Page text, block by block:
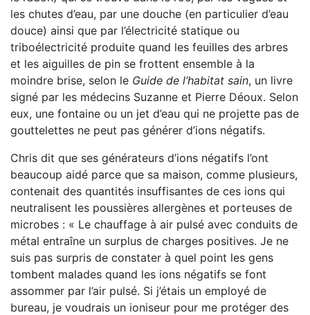
les chutes d’eau, par une douche (en particulier d’eau
douce) ainsi que par l’électricité statique ou
triboélectricité produite quand les feuilles des arbres
et les aiguilles de pin se frottent ensemble à la
moindre brise, selon le Guide de l’habitat sain, un livre
signé par les médecins Suzanne et Pierre Déoux. Selon
eux, une fontaine ou un jet d’eau qui ne projette pas de
gouttelettes ne peut pas générer d’ions négatifs.
Chris dit que ses générateurs d’ions négatifs l’ont
beaucoup aidé parce que sa maison, comme plusieurs,
contenait des quantités insuffisantes de ces ions qui
neutralisent les poussières allergènes et porteuses de
microbes : « Le chauffage à air pulsé avec conduits de
métal entraîne un surplus de charges positives. Je ne
suis pas surpris de constater à quel point les gens
tombent malades quand les ions négatifs se font
assommer par l’air pulsé. Si j’étais un employé de
bureau, je voudrais un ioniseur pour me protéger des